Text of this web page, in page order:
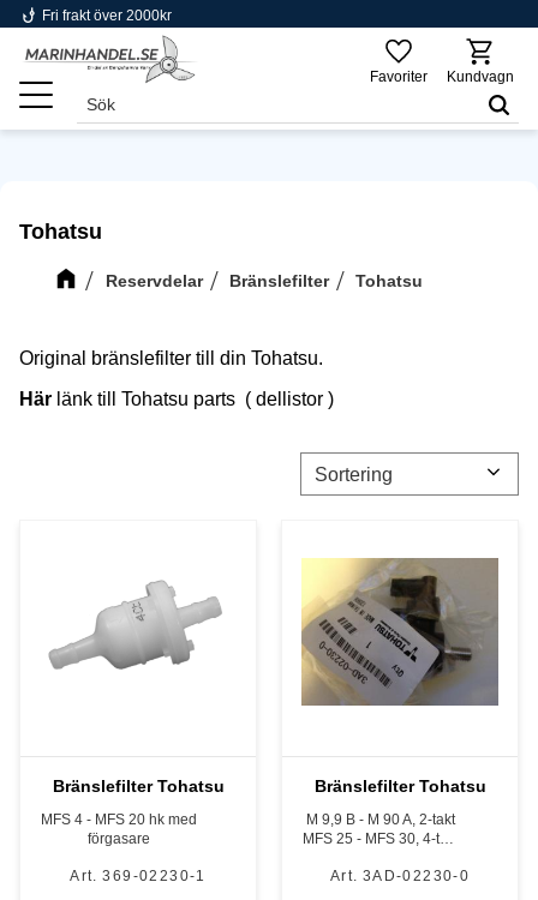
Meny
phishing Fri frakt över 2000kr
Favoriter Kundvagn
Tohatsu
Reservdelar Bränslefilter Tohatsu
Original bränslefilter till din Tohatsu.
Här länk till Tohatsu parts ( dellistor )
Välj sortering
Bränslefilter Tohatsu
MFS 4 - MFS 20 hk med
förgasare
369-02230-1
Bränslefilter Tohatsu
M 9,9 B - M 90 A, 2-takt
MFS 25 - MFS 30, 4-takt
TLDI
3AD-02230-0